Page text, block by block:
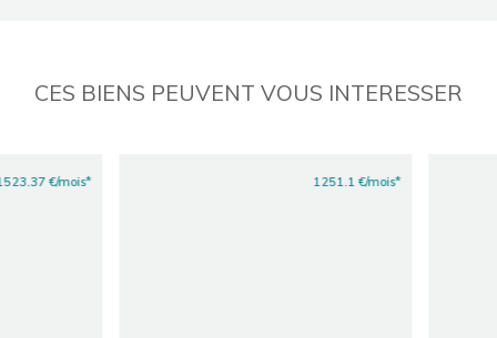
CES BIENS PEUVENT VOUS INTERESSER